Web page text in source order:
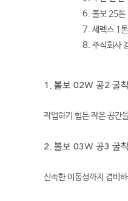
볼보 25톤
세렉스 1
주식회사
1. 볼보 02W 공2 굴
작업하기 힘든 작은 공간
2. 볼보 03W 공3 굴
신속한 이동성까지 겸비